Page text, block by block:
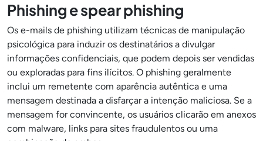
Phishing e spear phishing
Os e-mails de phishing utilizam técnicas de manipulação
psicológica para induzir os destinatários a divulgar
informações confidenciais, que podem depois ser vendidas
ou exploradas para fins ilícitos. O phishing geralmente
inclui um remetente com aparência autêntica e uma
mensagem destinada a disfarçar a intenção maliciosa. Se a
mensagem for convincente, os usuários clicarão em anexos
com malware, links para sites fraudulentos ou uma